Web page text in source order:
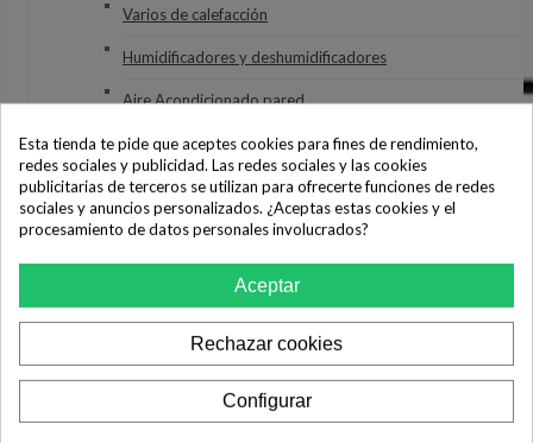
Varios de calefacción
Humidificadores y deshumidificadores
Aire Acondicionado pared
Aire Acondicionado Portátil
Aire Acondicionado varios
Ventiladores
Secatoallas
INFORMÁTICA
Ordenadores
Impresoras
Esta tienda te pide que aceptes cookies para fines de rendimiento,
redes sociales y publicidad. Las redes sociales y las cookies
publicitarias de terceros se utilizan para ofrecerte funciones de redes
sociales y anuncios personalizados. ¿Aceptas estas cookies y el
procesamiento de datos personales involucrados?
Aceptar
Rechazar cookies
Configurar